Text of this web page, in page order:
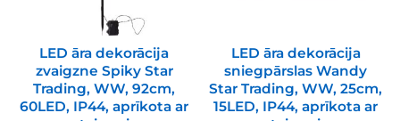
LED āra dekorācija
zvaigzne Spiky Star
Trading, WW, 92cm,
60LED, IP44, aprīkota ar
LED āra dekorācija
sniegpārslas Wandy
Star Trading, WW, 25cm,
15LED, IP44, aprīkota ar